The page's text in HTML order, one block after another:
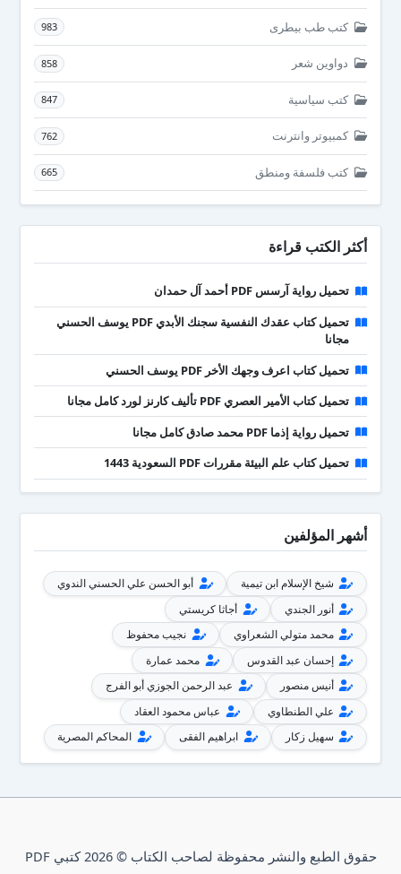
كتب طب بيطرى 983
دواوين شعر 858
كتب سياسية 847
كمبيوتر وانترنت 762
كتب فلسفة ومنطق 665
أكثر الكتب قراءة
تحميل رواية آرسس PDF أحمد آل حمدان
تحميل كتاب عقدك النفسية سجنك الأبدي PDF يوسف الحسني
مجانا
تحميل كتاب اعرف وجهك الأخر PDF يوسف الحسني
تحميل كتاب الأمير العصري PDF تأليف كارنز لورد كامل مجانا
تحميل رواية إذما PDF محمد صادق كامل مجانا
تحميل كتاب علم البيئة مقررات PDF السعودية 1443
أشهر المؤلفين
شيخ الإسلام ابن تيمية
أبو الحسن علي الحسني الندوي
أنور الجندي
أجاثا كريستي
محمد متولي الشعراوي
نجيب محفوظ
إحسان عبد القدوس
محمد عمارة
أنيس منصور
عبد الرحمن الجوزي أبو الفرج
علي الطنطاوي
عباس محمود العقاد
سهيل زكار
ابراهيم الفقى المحاكم المصرية
حقوق الطبع والنشر محفوظة لصاحب الكتاب © 2026 كتبي PDF